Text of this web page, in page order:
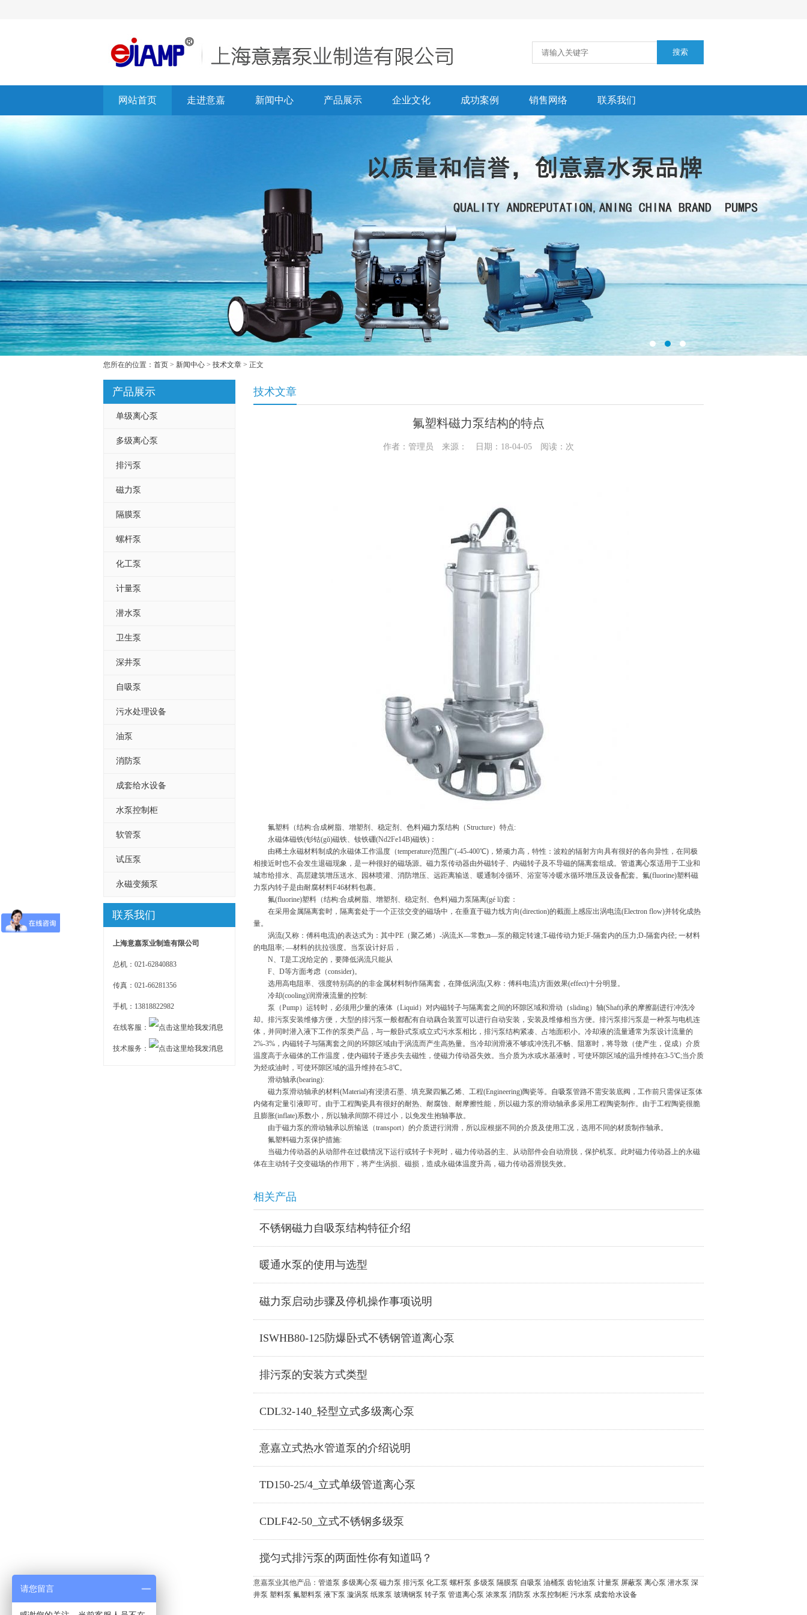
网站首页 走进意嘉 新闻中心 产品展示 企业文化 成功案例 销售网络 联系我们
您所在的位置： 首页 > 新闻中心 > 技术文章 > 正文
产品展示
单级离心泵
多级离心泵
排污泵
磁力泵
隔膜泵
螺杆泵
化工泵
计量泵
潜水泵
卫生泵
深井泵
自吸泵
污水处理设备
油泵
消防泵
成套给水设备
水泵控制柜
软管泵
试压泵
永磁变频泵
联系我们
上海意嘉泵业制造有限公司
总机：021-62840883
传真：021-66281356
手机：13818822982
在线客服：
技术服务：
技术文章
氟塑料磁力泵结构的特点
作者：管理员 来源： 日期：18-04-05 阅读：次
氟塑料（结构:合成树脂、增塑剂、稳定剂、色料)磁力泵结构（Structure）特点:
永磁体磁铁(钐钴(gǔ)磁铁、钕铁硼(Nd2Fe14B)磁铁)：
由稀土永磁材料制成的永磁体工作温度（temperature)范围广(-45-400℃)，矫顽力高，特性：波粒的辐射方向具有很好的各向异性，在同极
相接近时也不会发生退磁现象，是一种很好的磁场源。磁力泵传动器由外磁转子、内磁转子及不导磁的隔离套组成。 管道离心泵适用于工业和
城市给排水、高层建筑增压送水、园林喷灌、消防增压、远距离输送、暖通制冷循环、浴室等冷暖水循环增压及设备配套。氟(fluorine)塑料磁
力泵内转子是由耐腐材料F46材料包裹。
氟(fluorine)塑料（结构:合成树脂、增塑剂、稳定剂、色料)磁力泵隔离(gé lí)套：
在采用金属隔离套时，隔离套处于一个正弦交变的磁场中，在垂直于磁力线方向(direction)的截面上感应出涡电流(Electron flow)并转化成热
量。
涡流(又称：傅科电流)的表达式为：其中PE（聚乙烯）-涡流;K—常数;n—泵的额定转速;T-磁传动力矩;F-隔套内的压力;D-隔套内径; 一材料
的电阻率; —材料的抗拉强度。当泵设计好后，
N、T是工况给定的，要降低涡流只能从
F、D等方面考虑（consider)。
选用高电阻率、强度特别高的的非金属材料制作隔离套，在降低涡流(又称：傅科电流)方面效果(effect)十分明显。
冷却(cooling)润滑液流量的控制:
泵（Pump）运转时，必须用少量的液体（Liquid）对内磁转子与隔离套之间的环隙区域和滑动（sliding）轴(Shaft)承的摩擦副进行冲洗冷
却。排污泵安装维修方便，大型的排污泵一般都配有自动藕合装置可以进行自动安装，安装及维修相当方便。排污泵排污泵是一种泵与电机连
体，并同时潜入液下工作的泵类产品，与一般卧式泵或立式污水泵相比，排污泵结构紧凑、占地面积小。冷却液的流量通常为泵设计流量的
2%-3%，内磁转子与隔离套之间的环隙区域由于涡流而产生高热量。当冷却润滑液不够或冲洗孔不畅、阻塞时，将导致（使产生，促成）介质
温度高于永磁体的工作温度，使内磁转子逐步失去磁性，使磁力传动器失效。当介质为水或水基液时，可使环隙区域的温升维持在3-5℃;当介质
为烃或油时，可使环隙区域的温升维持在5-8℃。
滑动轴承(bearing):
磁力泵滑动轴承的材料(Material)有浸渍石墨、填充聚四氟乙烯、工程(Engineering)陶瓷等。 自吸泵管路不需安装底阀，工作前只需保证泵体
内储有定量引液即可。由于工程陶瓷具有很好的耐热、耐腐蚀、耐摩擦性能，所以磁力泵的滑动轴承多采用工程陶瓷制作。由于工程陶瓷很脆
且膨胀(inflate)系数小，所以轴承间隙不得过小，以免发生抱轴事故。
由于磁力泵的滑动轴承以所输送（transport）的介质进行润滑，所以应根据不同的介质及使用工况，选用不同的材质制作轴承。
氟塑料磁力泵保护措施:
当磁力传动器的从动部件在过载情况下运行或转子卡死时，磁力传动器的主、从动部件会自动滑脱，保护机泵。此时磁力传动器上的永磁
体在主动转子交变磁场的作用下，将产生涡损、磁损，造成永磁体温度升高，磁力传动器滑脱失效。
相关产品
不锈钢磁力自吸泵结构特征介绍
暖通水泵的使用与选型
磁力泵启动步骤及停机操作事项说明
ISWHB80-125防爆卧式不锈钢管道离心泵
排污泵的安装方式类型
CDL32-140_轻型立式多级离心泵
意嘉立式热水管道泵的介绍说明
TD150-25/4_立式单级管道离心泵
CDLF42-50_立式不锈钢多级泵
搅匀式排污泵的两面性你有知道吗？
意嘉泵业其他产品： 管道泵 多级离心泵 磁力泵 排污泵 化工泵 螺杆泵 多级泵 隔膜泵 自吸泵 油桶泵 齿轮油泵 计量泵 屏蔽泵 离心泵 潜水泵 深
井泵 塑料泵 氟塑料泵 液下泵 漩涡泵 纸浆泵 玻璃钢泵 转子泵 管道离心泵 浓浆泵 消防泵 水泵控制柜 污水泵 成套给水设备
请您留言